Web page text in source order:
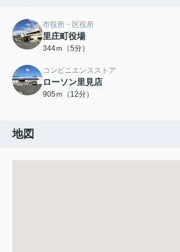
市役所・区役所
里庄町役場
344ｍ（5分）
コンビニエンスストア
ローソン里見店
905ｍ（12分）
地図